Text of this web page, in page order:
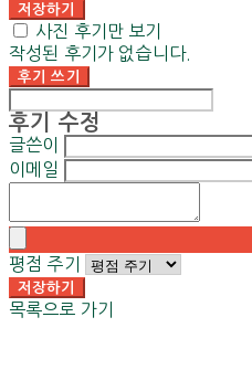
저장하기
사진 후기만 보기
작성된 후기가 없습니다.
후기 쓰기
후기 수정
글쓴이
이메일
평점 주기
저장하기
목록으로 가기